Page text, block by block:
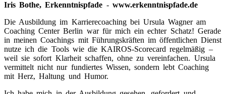
Iris Bothe, Erkenntnispfade - www.erkenntnispfade.de
Die Ausbildung im Karrierecoaching bei Ursula Wagner am
Coaching Center Berlin war für mich ein echter Schatz! Gerade
in meinen Coachings mit Führungskräften im öffentlichen Dienst
nutze ich die Tools wie dieKAIROS-Scorecard regelmäßig –
weil sie sofort Klarheit schaffen, ohne zu vereinfachen. Ursula
vermittelt nicht nur fundiertes Wissen, sondern lebt Coaching
mit Herz, Haltung und Humor.